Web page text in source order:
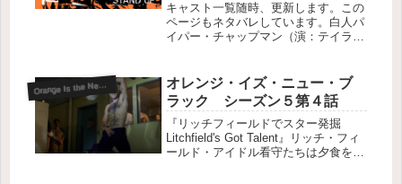
キャスト一覧随時、更新します。この
ページもネタバレしています。白人パ
イパー・チャップマン（演：テイラ
い服役アレックス・ヴァウス（演：ロ
ーラ・プレポン L...
Orange Is the New Black-S5
オレンジ・イズ・ニュー・ブ
ラック シーズン５第４話
『リッチフィールドでスター発掘
Litchfield's Got Talent』リッチ・フィ
ールド・アイドル看守たちは夕食を持